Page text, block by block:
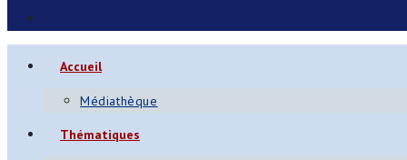
Accueil
Médiathèque
Thématiques